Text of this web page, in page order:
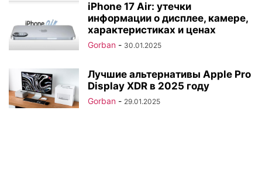
iPhone 17 Air: утечки
информации о дисплее, камере,
характеристиках и ценах
Gorban - 30.01.2025
Лучшие альтернативы Apple Pro
Display XDR в 2025 году
Gorban - 29.01.2025